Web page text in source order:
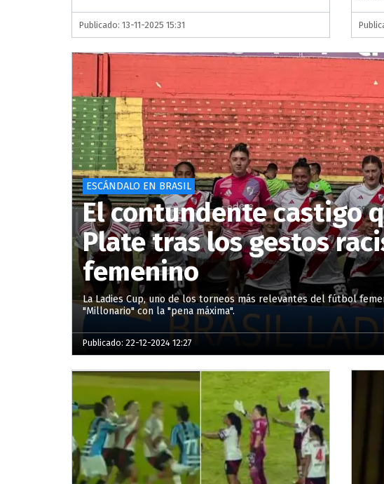
Publicado: 13-11-2025 15:31
ESCÁNDALO EN BRASIL
El contundente castigo
Plate tras los gestos
femenino
La Ladies Cup, uno de los torneos más relevantes del fútbol
"Millonario" con la "pena máxima".
Publicado: 22-12-2024 12:27